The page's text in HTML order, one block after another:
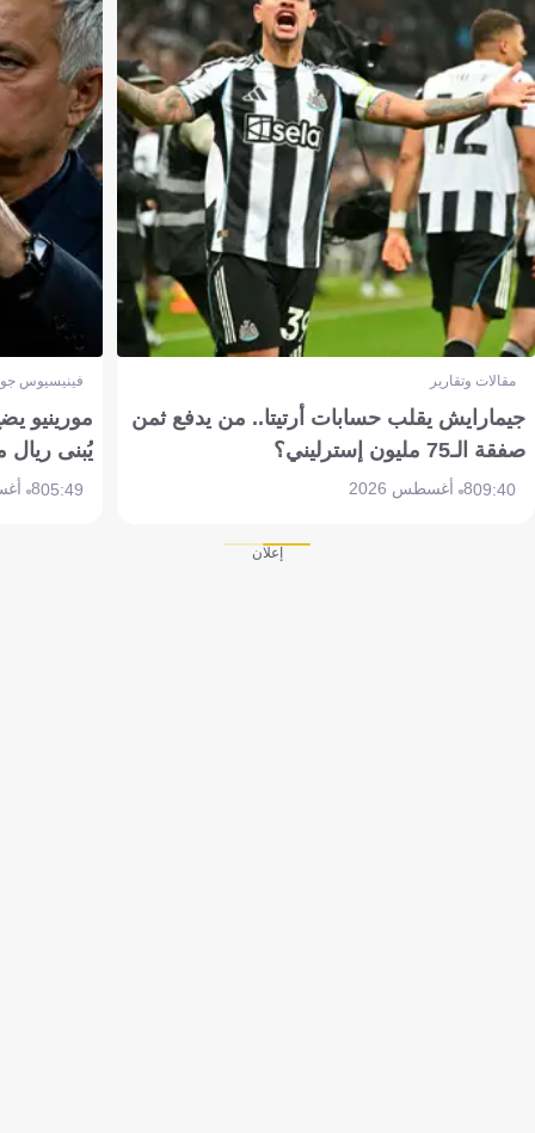
مقالات وتقارير
جيمارايش يقلب حسابات أرتيتا.. من يدفع ثمن
صفقة الـ75 مليون إسترليني؟
09:408 أغسطس 2026
فينيسيوس
مورينيو
يُبنى ريال
05:498 أغسطس 2026
إعلان